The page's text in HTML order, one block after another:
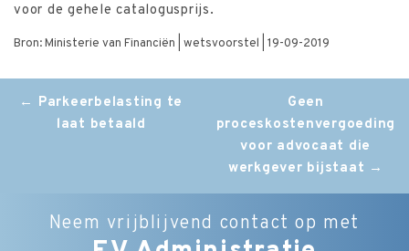
voor de gehele catalogusprijs.
Bron: Ministerie van Financiën | wetsvoorstel | 19-09-2019
Post
navigation
← Parkeerbelasting te
laat betaald
Geen
proceskostenvergoeding
voor advocaat die
werkgever bijstaat →
Neem vrijblijvend contact op met